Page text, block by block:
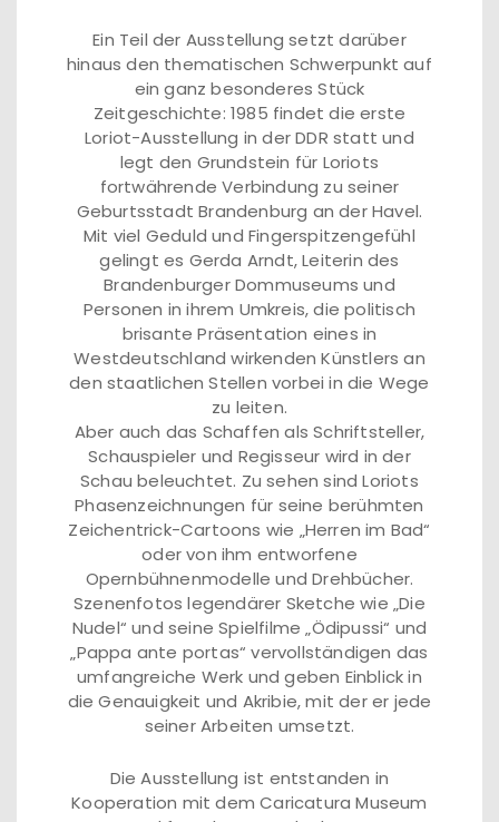
Ein Teil der Ausstellung setzt darüber
hinaus den thematischen Schwerpunkt auf
ein ganz besonderes Stück
Zeitgeschichte: 1985 findet die erste
Loriot-Ausstellung in der DDR statt und
legt den Grundstein für Loriots
fortwährende Verbindung zu seiner
Geburtsstadt Brandenburg an der Havel.
Mit viel Geduld und Fingerspitzengefühl
gelingt es Gerda Arndt, Leiterin des
Brandenburger Dommuseums und
Personen in ihrem Umkreis, die politisch
brisante Präsentation eines in
Westdeutschland wirkenden Künstlers an
den staatlichen Stellen vorbei in die Wege
zu leiten.
Aber auch das Schaffen als Schriftsteller,
Schauspieler und Regisseur wird in der
Schau beleuchtet. Zu sehen sind Loriots
Phasenzeichnungen für seine berühmten
Zeichentrick-Cartoons wie „Herren im Bad“
oder von ihm entworfene
Opernbühnenmodelle und Drehbücher.
Szenenfotos legendärer Sketche wie „Die
Nudel“ und seine Spielfilme „Ödipussi“ und
„Pappa ante portas“ vervollständigen das
umfangreiche Werk und geben Einblick in
die Genauigkeit und Akribie, mit der er jede
seiner Arbeiten umsetzt.
Die Ausstellung ist entstanden in
Kooperation mit dem Caricatura Museum